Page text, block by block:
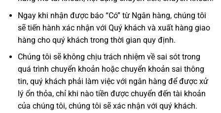
Ngay khi nhận được báo “Có” từ Ngân hàng, chúng tôi
sẽ tiến hành xác nhận với Quý khách và xuất hàng giao
hàng cho quý khách trong thời gian quy định.
Chúng tôi sẽ không chịu trách nhiệm về sai sót trong
quá trình chuyển khoản hoặc chuyển khoản sai thông
tin, quý khách phải làm việc với ngân hàng để được xử
lý ổn thỏa, chỉ khi nào tiền được chuyển đến tài khoản
của chúng tôi, chúng tôi sẽ xác nhận với quý khách.